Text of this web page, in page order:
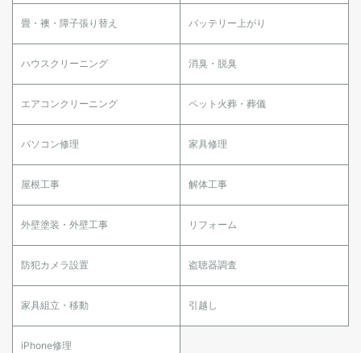
畳・襖・障子張り替え バッテリー上がり
ハウスクリーニング 消臭・脱臭
エアコンクリーニング ペット火葬・葬儀
パソコン修理 家具修理
屋根工事 解体工事
外壁塗装・外壁工事 リフォーム
防犯カメラ設置 盗聴器調査
家具組立・移動 引越し
iPhone修理